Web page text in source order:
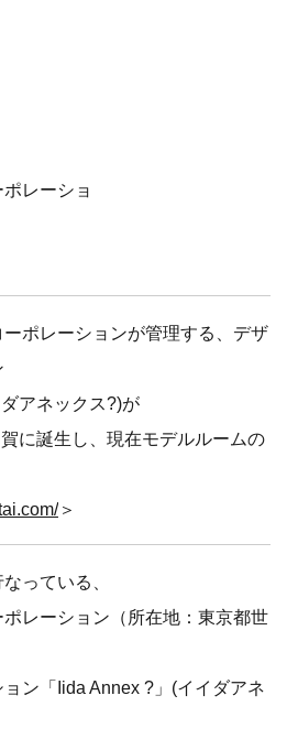
レーショ
ポレーションが管理する、デザ
アネックス?)が
に誕生し、現在モデルルームの
＞
っている、
レーション（所在地：東京都世
ン「Iida Annex ?」(イイダアネ